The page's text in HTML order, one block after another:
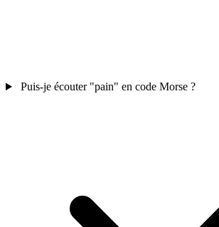
Puis-je écouter "pain" en code Morse ?